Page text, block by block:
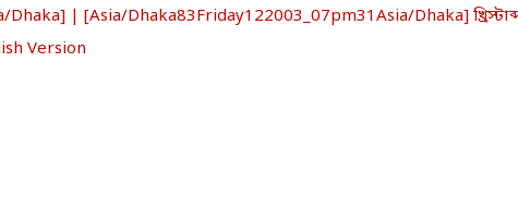
| [Asia/Dhaka83Friday122003_07pm31Asia/Dhaka]
Version